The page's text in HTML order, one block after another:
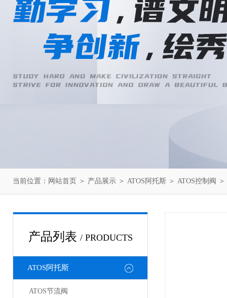
当前位置： 网站首页 ＞ 产品展示 ＞ ATOS阿托斯 ＞ ATOS控制阀
产品列表 / PRODUCTS
ATOS阿托斯
ATOS节流阀